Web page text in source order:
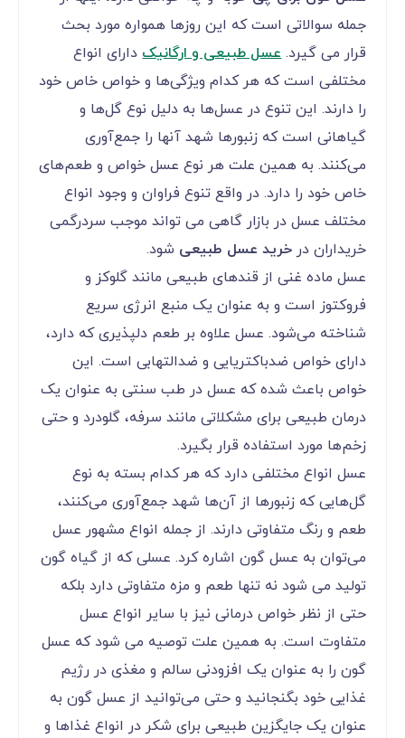
جمله سوالاتی است که این روزها همواره مورد بحث
قرار می گیرد.عسل طبیعی و ارگانیکدارای انواع
مختلفی است که هر کدام ویژگی‌ها و خواص خاص خود
را دارند. این تنوع در عسل‌ها به دلیل نوع گل‌ها و
گیاهانی است که زنبورها شهد آنها را جمع‌آوری
می‌کنند. به همین علت هر نوع عسل خواص و طعم‌های
خاص خود را دارد. در واقع تنوع فراوان و وجود انواع
مختلف عسل در بازار گاهی می تواند موجب سردرگمی
خریداران در خرید عسل طبیعی شود.
عسل ماده غنی از قندهای طبیعی مانند گلوکز و
فروکتوز است و به عنوان یک منبع انرژی سریع
شناخته می‌شود. عسل علاوه بر طعم دلپذیری که دارد،
دارای خواص ضدباکتریایی و ضدالتهابی است. این
خواص باعث شده که عسل در طب سنتی به عنوان یک
درمان طبیعی برای مشکلاتی مانند سرفه، گلودرد و حتی
زخم‌ها مورد استفاده قرار بگیرد.
عسل انواع مختلفی دارد که هر کدام بسته به نوع
گل‌هایی که زنبورها از آن‌ها شهد جمع‌آوری می‌کنند،
طعم و رنگ متفاوتی دارند. از جمله انواع مشهور عسل
می‌توان به عسل گون اشاره کرد. عسلی که از گیاه گون
تولید می شود نه تنها طعم و مزه متفاوتی دارد بلکه
حتی از نظر خواص درمانی نیز با سایر انواع عسل
متفاوت است. به همین علت توصیه می شود که عسل
گون را به عنوان یک افزودنی سالم و مغذی در رژیم
غذایی خود بگنجانید و حتی می‌توانید از عسل گون به
عنوان یک جایگزین طبیعی برای شکر در انواع غذاها و